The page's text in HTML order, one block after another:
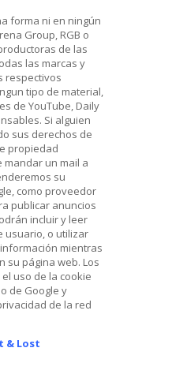
forma ni en ningún
Group, RGB o
de las
las marcas y
respectivos
tipo de material,
de YouTube, Daily
Si alguien
sus derechos de
propiedad
mandar un mail a
su
como proveedor
publicar anuncios
incluir y leer
usuario, o utilizar
mientras
su página web. Los
uso de la cookie
de Google y
de la red
& Lost